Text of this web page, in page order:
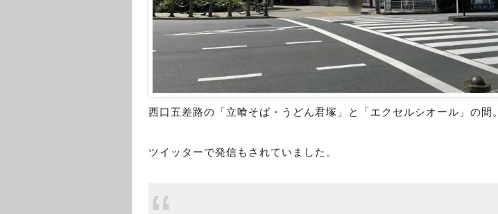
西口五差路の「立喰そば・うどん君塚」と「エクセルシオール」の間。
ツイッターで発信もされていました。